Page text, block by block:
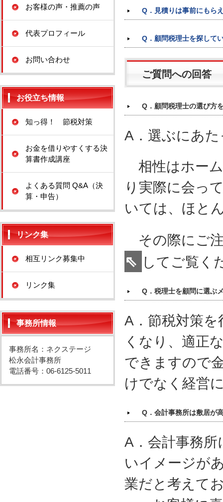
Q．見積りは事前にもら
Q．顧問税理士を探して
ご質問への回答
Q．顧問税理士の選び方
A．選ぶにあ
相性はホー
り実際に会っ
いては、ほと
その際にご
⇖ してご覧く
Q．税理士を顧問に選ぶ
A．節税対策
くなり、適正
できますので
けでなく経営
Q．会計事務所は敷居が
A．会計事務
いイメージが
業だと考えて
お客様の声・推薦の声
代表プロフィール
お問い合わせ
お役立ち情報
知っ得！ 節税対策
お金を借りやすくする決
算書作成講座
よくある質問 Q&A（決
算・申告）
リンク集
相互リンク募集中
リンク集
事務所情報
事務所名：ネクステージ
松永会計事務所
電話番号：06-6125-5011